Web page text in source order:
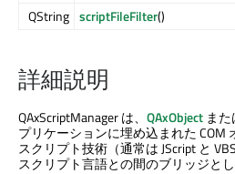
QString scriptFileFilter()
詳細説明
QAxScriptManager は、 QAxObject また
プリケーションに埋め込まれた COM
スクリプト技術（通常は JScript と
スクリプト言語との間のブリッジとし